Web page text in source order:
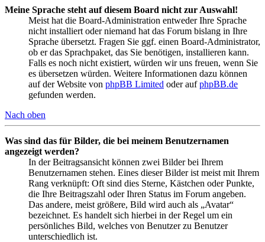
Meine Sprache steht auf diesem Board nicht zur Auswahl!
Meist hat die Board-Administration entweder Ihre Sprache
nicht installiert oder niemand hat das Forum bislang in Ihre
Sprache übersetzt. Fragen Sie ggf. einen Board-Administrator,
ob er das Sprachpaket, das Sie benötigen, installieren kann.
Falls es noch nicht existiert, würden wir uns freuen, wenn Sie
es übersetzen würden. Weitere Informationen dazu können
auf der Website von phpBB Limited oder aufphpBB.de
gefunden werden.
Nach oben
Was sind das für Bilder, die bei meinem Benutzernamen
angezeigt werden?
In der Beitragsansicht können zwei Bilder bei Ihrem
Benutzernamen stehen. Eines dieser Bilder ist meist mit Ihrem
Rang verknüpft: Oft sind dies Sterne, Kästchen oder Punkte,
die Ihre Beitragszahl oder Ihren Status im Forum angeben.
Das andere, meist größere, Bild wird auch als „Avatar“
bezeichnet. Es handelt sich hierbei in der Regel um ein
persönliches Bild, welches von Benutzer zu Benutzer
unterschiedlich ist.